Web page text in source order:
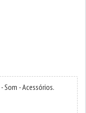
Som - Acessórios.